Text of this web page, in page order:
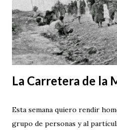
La Carretera de la
Esta semana quiero rendir
grupo de personas y al